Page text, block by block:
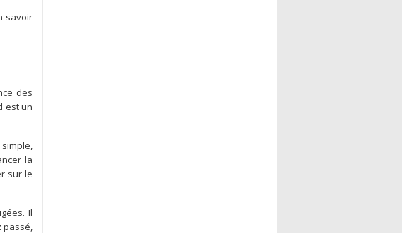
savoir
des
est un
la
sur le
Il
passé,